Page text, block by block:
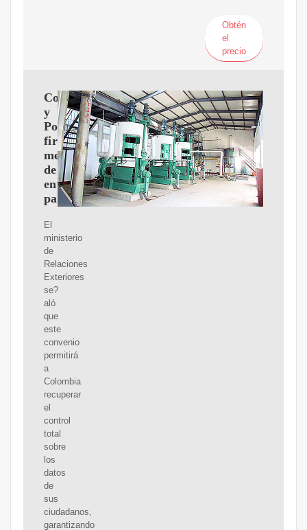
Obtén
el
precio
Colombia
y
Portugal
firman
memorando
de
entendimiento
para
El
ministerio
de
Relaciones
Exteriores
se?
aló
que
este
convenio
permitirá
a
Colombia
recuperar
el
control
total
sobre
los
datos
de
sus
ciudadanos,
garantizando